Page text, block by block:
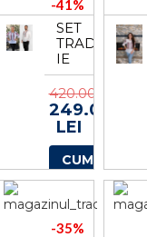
-41%
SET
TRADITIONAL
IE
MAMA
CAMASA
TATA
10
420.00
249.00
LEI
CUMPARA
-35%